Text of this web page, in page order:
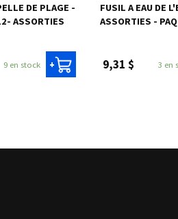
DE PLAGE -
ASSORTIES
9 en stock +
FUSIL A EAU DE
ASSORTIES -
9,31 $ 3 en